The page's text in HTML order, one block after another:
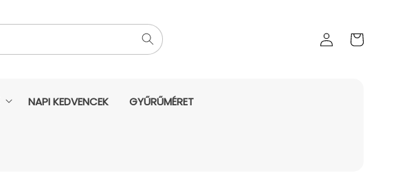
Bejelentkezés
kosara
NAPI KEDVENCEK GYŰRŰMÉRET